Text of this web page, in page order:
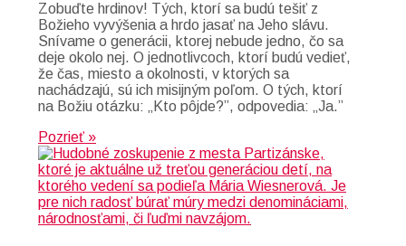
Zobuďte hrdinov! Tých, ktorí sa budú tešiť z
Božieho vyvýšenia a hrdo jasať na Jeho slávu.
Snívame o generácii, ktorej nebude jedno, čo sa
deje okolo nej. O jednotlivcoch, ktorí budú vedieť,
že čas, miesto a okolnosti, v ktorých sa
nachádzajú, sú ich misijným poľom. O tých, ktorí
na Božiu otázku: „Kto pôjde?”, odpovedia: „Ja.”
Pozrieť »